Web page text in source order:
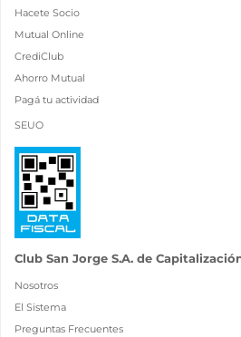
Hacete Socio
Mutual Online
CrediClub
Ahorro Mutual
Pagá tu actividad
SEUO
Club San Jorge S.A. de
Nosotros
El Sistema
Preguntas Frecuentes